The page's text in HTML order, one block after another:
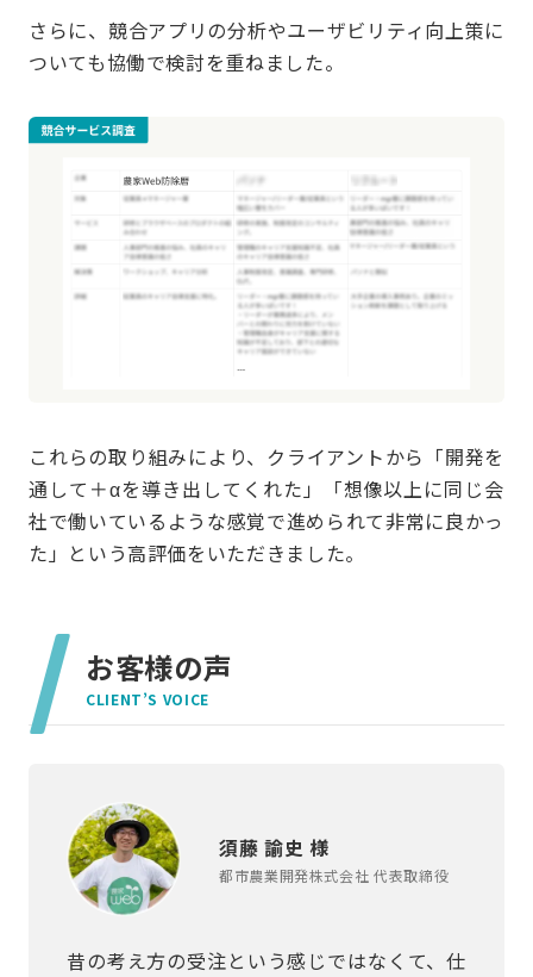
さらに、競合アプリの分析やユーザビリティ向上策に
ついても協働で検討を重ねました。
これらの取り組みにより、クライアントから「開発を
通して＋αを導き出してくれた」「想像以上に同じ会
社で働いているような感覚で進められて非常に良かっ
た」という高評価をいただきました。
お客様の声
CLIENT’S VOICE
須藤 諭史 様
都市農業開発株式会社 代表取締役
昔の考え方の受注という感じではなくて、仕